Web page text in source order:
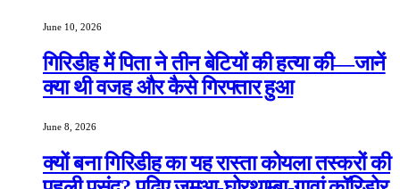
June 10, 2026
गिरिडीह में पिता ने तीन बेटियों की हत्या की—जानें
क्या थी वजह और कैसे गिरफ्तार हुआ
June 8, 2026
क्यों बना गिरिडीह का यह रास्ता कोयला तस्करों की